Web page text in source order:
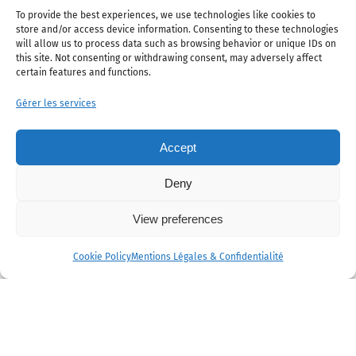
To provide the best experiences, we use technologies like cookies to
store and/or access device information. Consenting to these technologies
will allow us to process data such as browsing behavior or unique IDs on
this site. Not consenting or withdrawing consent, may adversely affect
certain features and functions.
Gérer les services
Accept
Deny
View preferences
Cookie PolicyMentions Légales & Confidentialité
lendemain ), nous avons
profité pleinement de la fête
ainsi que de nos invités.
Dès le 1er jour ; nous avons
fait confiance à l’équipe
JustUnlimited, ils ont
rapidement été force de
énormément investis dans
notre mariage.
An asset for the organization
of events!
à 1000% !
Si vous voulez vous marier
sereinement et que vos invités
trouvent que tout est parfait
alors JustUnlimited est fait
© Copyright 2005 – 2026 • JustUnlimited